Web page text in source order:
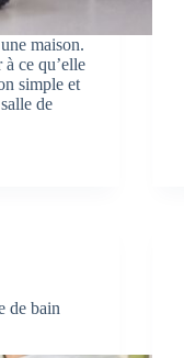
maison.
ce qu’elle
simple et
de
de bain